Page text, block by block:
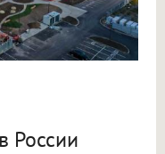
России